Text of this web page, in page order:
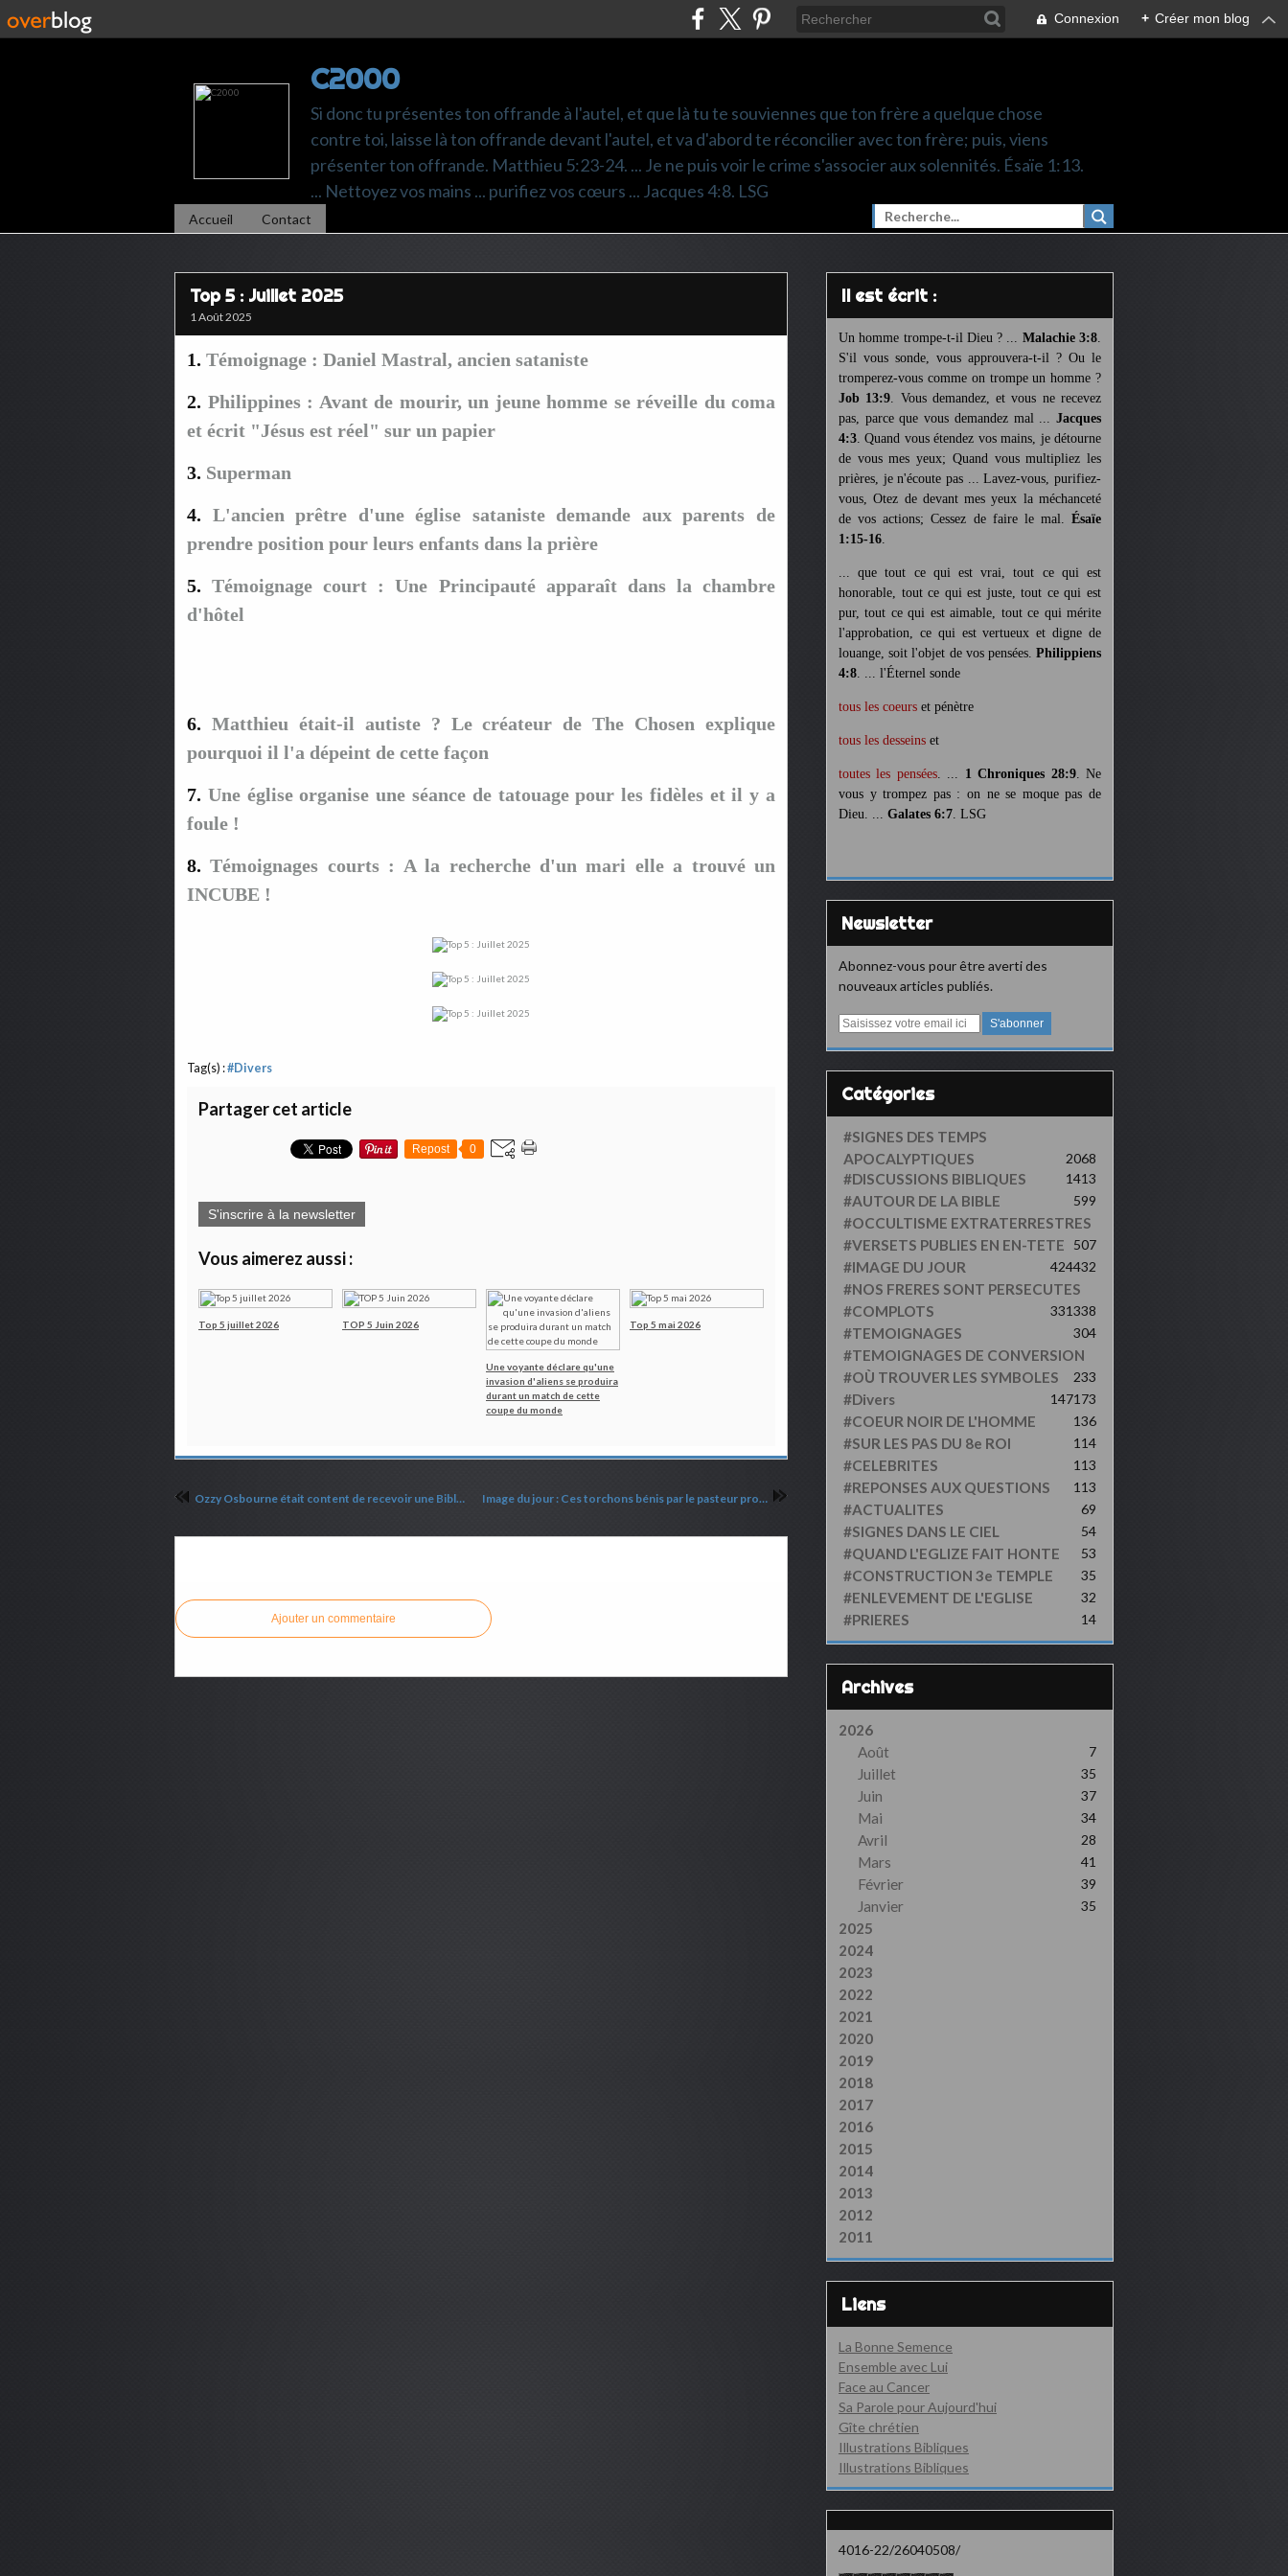
Connexion + Créer mon blog
C2000
Si donc tu présentes ton offrande à l'autel, et que là tu te souviennes que ton frère a quelque chose
contre toi, laisse là ton offrande devant l'autel, et va d'abord te réconcilier avec ton frère; puis, viens
présenter ton offrande. Matthieu 5:23-24. ... Je ne puis voir le crime s'associer aux solennités. Ésaïe 1:13.
... Nettoyez vos mains ... purifiez vos cœurs ... Jacques 4:8. LSG
Accueil Contact
Top 5 : Juillet 2025
1 Août 2025
1. Témoignage : Daniel Mastral, ancien sataniste
2. Philippines : Avant de mourir, un jeune homme se réveille du coma
et écrit "Jésus est réel" sur un papier
3. Superman
4. L'ancien prêtre d'une église sataniste demande aux parents de
prendre position pour leurs enfants dans la prière
5.Témoignage court : Une Principauté apparaît dans la chambre
d'hôtel
6. Matthieu était-il autiste ? Le créateur de The Chosen explique
pourquoi il l'a dépeint de cette façon
7. Une église organise une séance de tatouage pour les fidèles et il y a
foule !
8.Témoignages courts : A la recherche d'un mari elle a trouvé un
INCUBE !
Tag(s) :#Divers
Partager cet article
Repost 0
S'inscrire à la newsletter
Vous aimerez aussi :
Top 5 juillet 2026 TOP 5 Juin 2026
Une voyante déclare qu'une
invasion d'aliens se produira
durant un match de cette
coupe du monde
Top 5 mai 2026
Ozzy Osbourne était content de recevoir une Bible peu avant son décès Image du jour : Ces torchons bénis par le pasteur produiront des miracles !
Ajouter un commentaire
Il est écrit :
Un homme trompe-t-il Dieu ? ... Malachie 3:8.
S'il vous sonde, vous approuvera-t-il ? Ou le
tromperez-vous comme on trompe un homme ?
Job 13:9. Vous demandez, et vous ne recevez
pas, parce que vous demandez mal ... Jacques
4:3. Quand vous étendez vos mains, je détourne
de vous mes yeux; Quand vous multipliez les
prières, je n'écoute pas ... Lavez-vous, purifiez-
vous, Otez de devant mes yeux la méchanceté
de vos actions; Cessez de faire le mal. Ésaïe
1:15-16.
... que tout ce qui est vrai, tout ce qui est
honorable, tout ce qui est juste, tout ce qui est
pur, tout ce qui est aimable, tout ce qui mérite
l'approbation, ce qui est vertueux et digne de
louange, soit l'objet de vos pensées. Philippiens
4:8. ... l'Éternel sonde
tous les coeurs et pénètre
tous les desseins et
toutes les pensées. ... 1 Chroniques 28:9. Ne
vous y trompez pas : on ne se moque pas de
Dieu. ... Galates 6:7. LSG
Newsletter
Abonnez-vous pour être averti des
nouveaux articles publiés.
E
a
i
Catégories
#SIGNES DES TEMPS
APOCALYPTIQUES 2068
#DISCUSSIONS BIBLIQUES 1413
#AUTOUR DE LA BIBLE 599
#OCCULTISME EXTRATERRESTRES
507
#VERSETS PUBLIES EN EN-TETE
432
#IMAGE DU JOUR 424
#NOS FRERES SONT PERSECUTES
338
#COMPLOTS 331
#TEMOIGNAGES 304
#TEMOIGNAGES DE CONVERSION
233
#OÙ TROUVER LES SYMBOLES
173
#Divers 147
#COEUR NOIR DE L'HOMME 136
#SUR LES PAS DU 8e ROI 114
#CELEBRITES 113
#REPONSES AUX QUESTIONS 113
#ACTUALITES 69
#SIGNES DANS LE CIEL 54
#QUAND L'EGLIZE FAIT HONTE 53
#CONSTRUCTION 3e TEMPLE 35
#ENLEVEMENT DE L'EGLISE 32
#PRIERES 14
Archives
2026
Août
7
Juillet 35
Juin 37
Mai 34
Avril 28
Mars 41
Février 39
Janvier 35
2025
2024
2023
2022
2021
2020
2019
2018
2017
2016
2015
2014
2013
2012
2011
Liens
La Bonne Semence
Ensemble avec Lui
Face au Cancer
Sa Parole pour Aujourd'hui
Gîte chrétien
Illustrations Bibliques
Illustrations Bibliques
4016-22/26040508/